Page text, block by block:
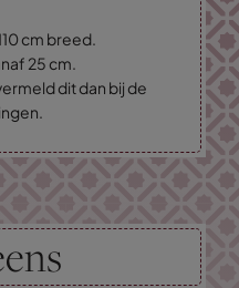
cm breed.
25 cm.
dit dan bij de